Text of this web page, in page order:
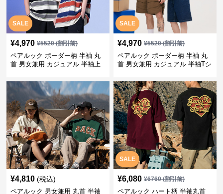
SALE
¥4,970 ¥5520(割引前)
ペアルック ボーダー柄 半袖 丸
首 男女兼用 カジュアル 半袖上
SALE
¥4,970 ¥5520(割引前)
ペアルック ボーダー柄 半袖 丸
首 男女兼用 カジュアル 半袖Tシ
¥4,810 (税込)
ペアルック 男女兼用 丸首 半袖
SALE
¥6,080 ¥6760(割引前)
ペアルック ハート柄 半袖丸首